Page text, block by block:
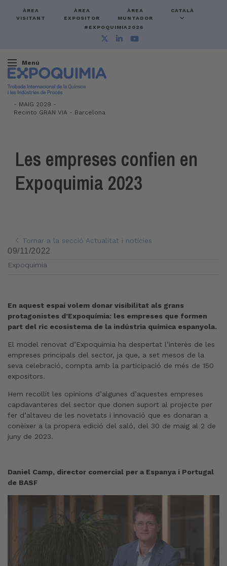
ÀREA
VISITANT
ÀREA
EXPOSITOR
ÀREA
MUNTADOR
CATALÀ
#EXPOQUIMIA2026
Menú
- MAIG 2029 -
Recinto GRAN VIA - Barcelona
Les empreses confien en
Expoquimia 2023
Tornar a la secció Actualitat i notícies
09/11/2022
Expoquimia
En aquest espai volem donar visibilitat als grans
protagonistes d’Expoquímia: les empreses que formen
part del ric ecosistema de la indústria química espanyola.
El model renovat d’Expoquimia ha despertat l’interès de les
empreses principals del sector, ja que, a set mesos de la
seva celebració, compta amb la participació de més de 150
expositors.
Hem recollit les opinions d’algunes d’aquestes empreses
capdavanteres del sector que donen suport al projecte per
fer d’altaveu de les novetats i innovació que es donaran a
conèixer a la propera edició del saló, del 30 de maig al 2 de
juny de 2023.
Daniel Camp, director comercial per a Espanya i Portugal
de BASF